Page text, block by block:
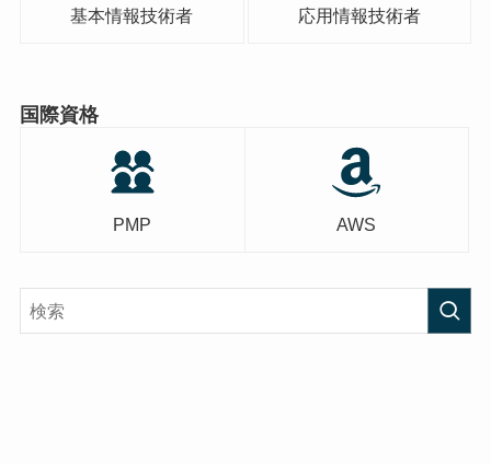
基本情報技術者 応用情報技術者
国際資格
PMP AWS